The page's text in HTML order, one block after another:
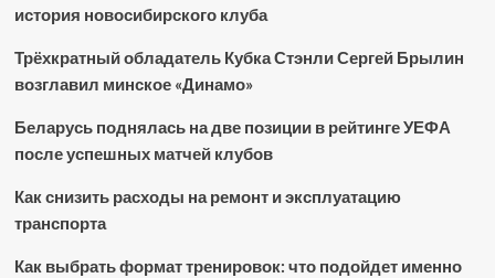
история новосибирского клуба
Трёхкратный обладатель Кубка Стэнли Сергей Брылин
возглавил минское «Динамо»
Беларусь поднялась на две позиции в рейтинге УЕФА
после успешных матчей клубов
Как снизить расходы на ремонт и эксплуатацию
транспорта
Как выбрать формат тренировок: что подойдет именно